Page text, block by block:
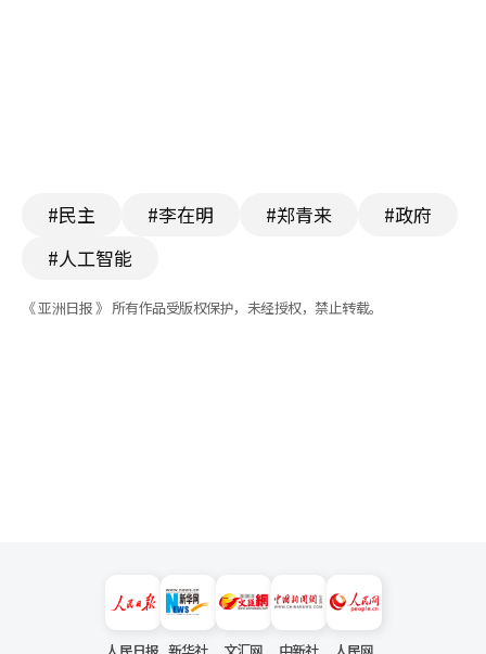
#民主 #李在明 #郑青来
#政府
#人工智能
《 亚洲日报 》 所有作品受版权保护，未经授权，禁止转载。
人民日报 新华社 文汇网 中新社 人民网